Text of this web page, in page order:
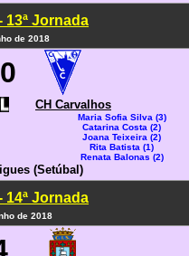
13ª Jornada
de 2018
CH Carvalhos
Maria Sofia Silva (3)
Catarina Costa (2)
Joana Teixeira (2)
Rita Batista (1)
Renata Balonas (2)
(Setúbal)
14ª Jornada
de 2018